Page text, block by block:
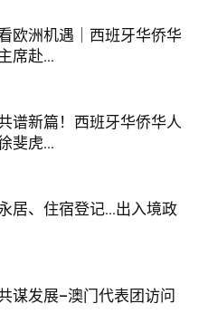
欧洲机遇｜西班牙华侨华
席赴...
谱新篇！西班牙华侨华人
斐虎...
居、住宿登记…出入境政
谋发展–澳门代表团访问